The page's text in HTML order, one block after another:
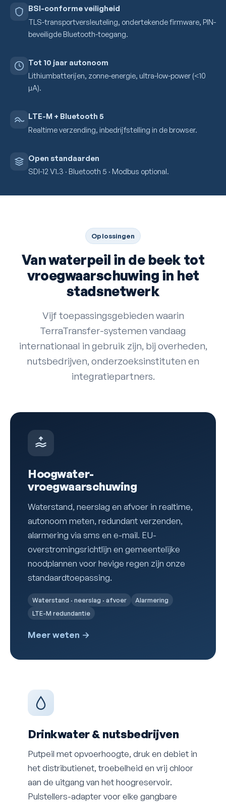
BSI-conforme veiligheid
TLS-transportversleuteling, ondertekende firmware, PIN-
beveiligde Bluetooth-toegang.
Tot 10 jaar autonoom
Lithiumbatterijen, zonne-energie, ultra-low-power (<10
µA).
LTE-M + Bluetooth 5
Realtime verzending, inbedrijfstelling in de browser.
Open standaarden
SDI-12 V1.3 · Bluetooth 5 · Modbus optional.
Oplossingen
Van waterpeil in de beek tot
vroegwaarschuwing in het
stadsnetwerk
Vijf toepassingsgebieden waarin
TerraTransfer-systemen vandaag
internationaal in gebruik zijn, bij overheden,
nutsbedrijven, onderzoeksinstituten en
integratiepartners.
Hoogwater-
vroegwaarschuwing
Waterstand, neerslag en afvoer in realtime,
autonoom meten, redundant verzenden,
alarmering via sms en e-mail. EU-
overstromingsrichtlijn en gemeentelijke
noodplannen voor hevige regen zijn onze
standaardtoepassing.
Waterstand · neerslag · afvoer
Alarmering
LTE-M redundantie
Meer weten →
Drinkwater & nutsbedrijven
Putpeil met opvoerhoogte, druk en debiet in
het distributienet, troebelheid en vrij chloor
aan de uitgang van het hoogreservoir.
Pulstellers-adapter voor elke gangbare